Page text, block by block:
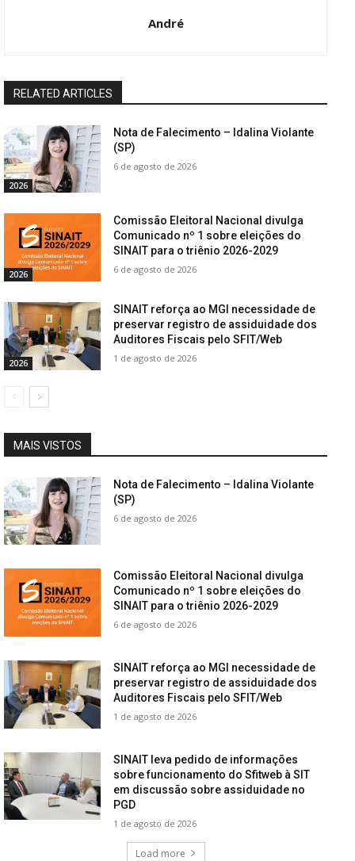
André
RELATED ARTICLES
2026
Nota de Falecimento – Idalina Violante
(SP)
6 de agosto de 2026
2026
Comissão Eleitoral Nacional divulga
Comunicado nº 1 sobre eleições do
SINAIT para o triênio 2026-2029
6 de agosto de 2026
2026
SINAIT reforça ao MGI necessidade de
preservar registro de assiduidade dos
Auditores Fiscais pelo SFIT/Web
1 de agosto de 2026
MAIS VISTOS
Nota de Falecimento – Idalina Violante
(SP)
6 de agosto de 2026
Comissão Eleitoral Nacional divulga
Comunicado nº 1 sobre eleições do
SINAIT para o triênio 2026-2029
6 de agosto de 2026
SINAIT reforça ao MGI necessidade de
preservar registro de assiduidade dos
Auditores Fiscais pelo SFIT/Web
1 de agosto de 2026
SINAIT leva pedido de informações
sobre funcionamento do Sfitweb à SIT
em discussão sobre assiduidade no
PGD
1 de agosto de 2026
Load more